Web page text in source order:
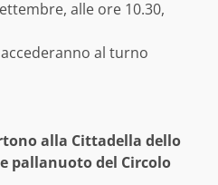
alle ore 10.30,
al turno
alla Cittadella dello
pallanuoto del Circolo